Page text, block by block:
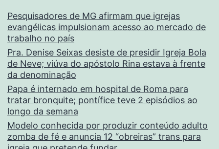
Pesquisadores de MG afirmam que igrejas
evangélicas impulsionam acesso ao mercado de
trabalho no país
Pra. Denise Seixas desiste de presidir Igreja Bola
de Neve; viúva do apóstolo Rina estava à frente
da denominação
Papa é internado em hospital de Roma para
tratar bronquite; pontífice teve 2 episódios ao
longo da semana
Modelo conhecida por produzir conteúdo adulto
zomba de fé e anuncia 12 “obreiras” trans para